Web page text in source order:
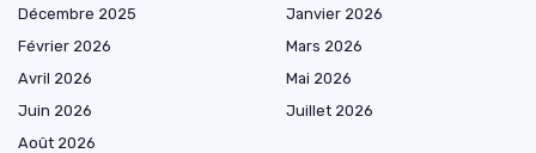
Décembre 2025
Janvier 2026
Février 2026
Mars 2026
Avril 2026
Mai 2026
Juin 2026
Juillet 2026
Août 2026